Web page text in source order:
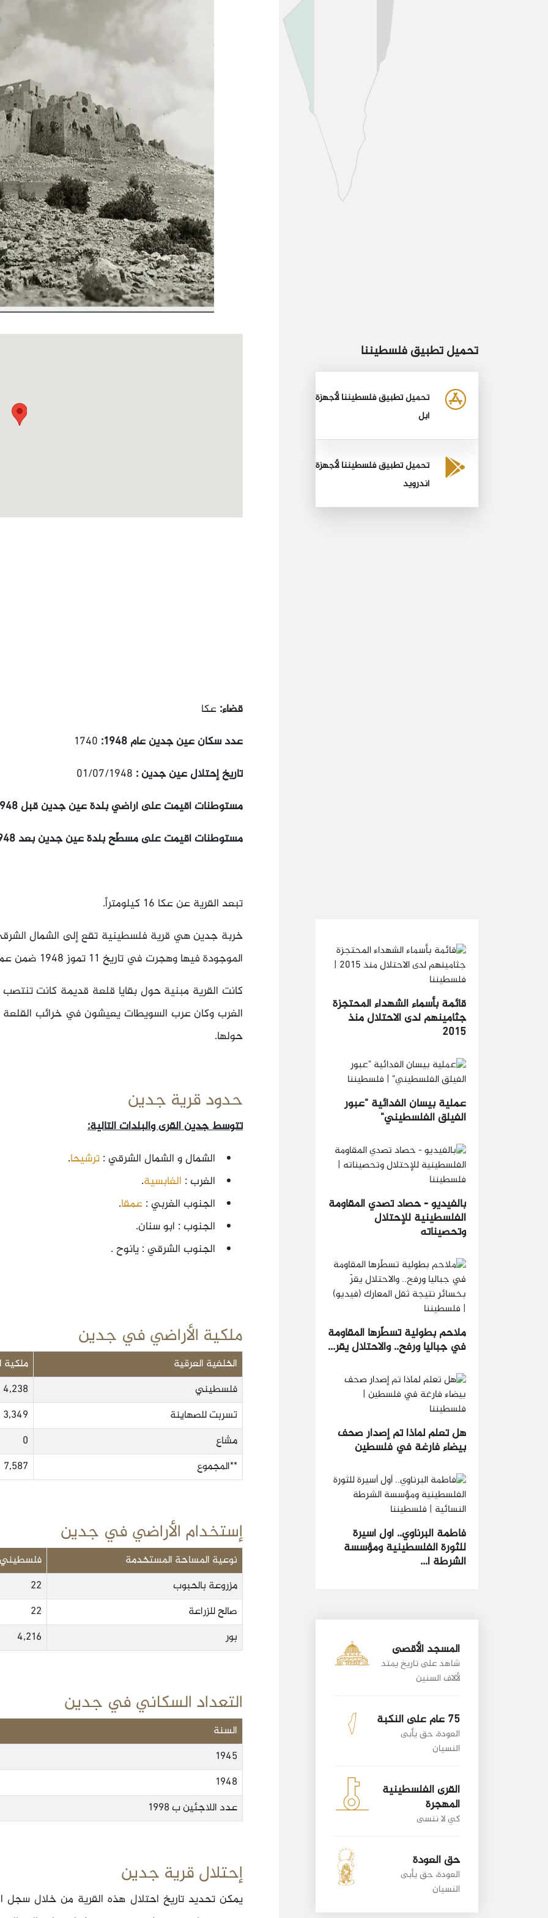
قضاء: عكا
عدد سكان عين جدين عام 1948:
تاريخ إحتلال عين جدين :
مستوطنات أقيمت على أراضي بلدة عين جدين قبل 1948:
مستوطنات أقيمت على مسطّح بلدة عين جدين بعد 1948:
تبعد القرية عن عكا 16 كيلومتراً.
خربة جدين هي قرية فلسطينية تقع إلى الشمال
الموجودة فيها وهجرت في تاريخ 11 تموز 1948 ضمن عملية دكال الصهيونية.
كانت القرية مبنية حول بقايا قلعة قديمة كانت
الغرب وكان عرب السويطات يعيشون في خرائب
حولها.
حدود قرية جدين
تتوسط جدين القرى والبلدات التالية:
الشمال و الشمال الشرقي : ترشيحا.
الغرب : الغابسية.
الجنوب الغربي : عمقا.
الجنوب : ابو سنان.
الجنوب الشرقي : يانوح .
ملكية الأراضي في جدين
الخلفية العرقية
ملكية
فلسطيني
4,238
تسربت للصهاينة
3,349
مشاع
0
**المجموع
7,587
إستخدام الأراضي في جدين
نوعية المساحة المستخدمة
مزروعة بالحبوب
22
صالح للزراعة
22
بور
4,216
التعداد السكاني في جدين
السنة
1945
1948
عدد اللاجئين ب 1998
إحتلال قرية جدين
يمكن تحديد تاريخ احتلال هذه القرية من خلال سجل
تحميل تطبيق فلسطيننا
تحميل تطبيق فلسطيننا لأجهزة
أبل
تحميل تطبيق فلسطيننا لأجهزة
أندرويد
قائمة بأسماء الشهداء المحتجزة
جثامينهم لدى الاحتلال منذ
2015
عملية بيسان الفدائية "عبور
الفيلق الفلسطيني"
بالفيديو - حصاد تصدي المقاومة
الفلسطينية للإحتلال
وتحصيناته
ملاحم بطولية تسطّرها المقاومة
في جباليا ورفح.. والاحتلال يقر...
هل تعلم لماذا تم إصدار صحف
بيضاء فارغة في فلسطين
فاطمة البرناوي.. أول أسيرة
للثورة الفلسطينية ومؤسسة
الشرطة ا...
المسجد الأقصى
شاهد على تاريخ يمتد
لألاف السنين
75 عام على النكبة
العودة، حق يأبى
النسيان
القرى الفلسطينية
المهجرة
كي لا ننسى
حق العودة
العودة، حق يأبى
النسيان